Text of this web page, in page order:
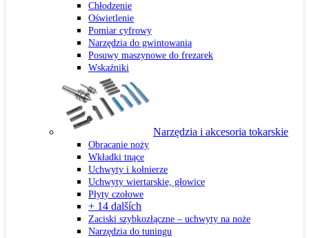
Chłodzenie
Oświetlenie
Pomiar cyfrowy
Narzędzia do gwintowania
Posuwy maszynowe do frezarek
Wskaźniki
Narzędzia i akcesoria tokarskie
Obracanie noży
Wkładki tnące
Uchwyty i kołnierze
Uchwyty wiertarskie, głowice
Płyty czołowe
+ 14 dalších
Zaciski szybkozłączne – uchwyty na noże
Narzędzia do tuningu